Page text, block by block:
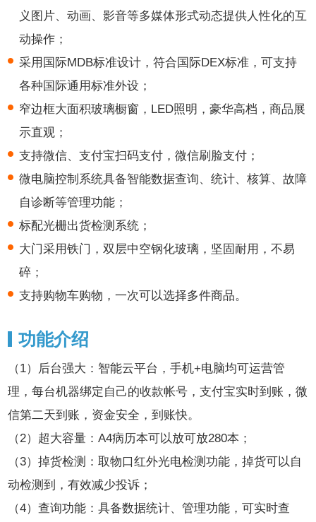
义图片、动画、影音等多媒体形式动态提供人性化的互
动操作；
采用国际MDB标准设计，符合国际DEX标准，可支持
各种国际通用标准外设；
窄边框大面积玻璃橱窗，LED照明，豪华高档，商品展
示直观；
支持微信、支付宝扫码支付，微信刷脸支付；
微电脑控制系统具备智能数据查询、统计、核算、故障
自诊断等管理功能；
标配光栅出货检测系统；
大门采用铁门，双层中空钢化玻璃，坚固耐用，不易
碎；
支持购物车购物，一次可以选择多件商品。
功能介绍
（1）后台强大：智能云平台，手机+电脑均可运营管
理，每台机器绑定自己的收款帐号，支付宝实时到账，微
信第二天到账，资金安全，到账快。
（2）超大容量：A4病历本可以放可放280本；
（3）掉货检测：取物口红外光电检测功能，掉货可以自
动检测到，有效减少投诉；
（4）查询功能：具备数据统计、管理功能，可实时查